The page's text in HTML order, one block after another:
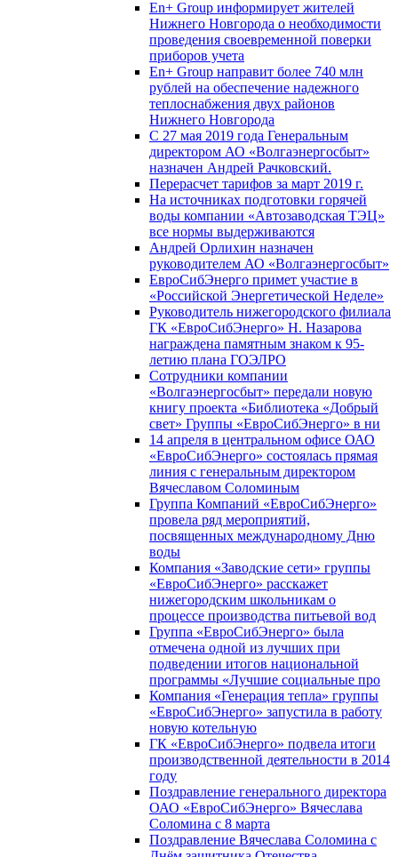
En+ Group информирует жителей
Нижнего Новгорода о необходимости
проведения своевременной поверки
приборов учета
En+ Group направит более 740 млн
рублей на обеспечение надежного
теплоснабжения двух районов
Нижнего Новгорода
С 27 мая 2019 года Генеральным
директором АО «Волгаэнергосбыт»
назначен Андрей Рачковский.
Перерасчет тарифов за март 2019 г.
На источниках подготовки горячей
воды компании «Автозаводская ТЭЦ»
все нормы выдерживаются
Андрей Орлихин назначен
руководителем АО «Волгаэнергосбыт»
ЕвроСибЭнерго примет участие в
«Российской Энергетической Неделе»
Руководитель нижегородского филиала
ГК «ЕвроСибЭнерго» Н. Назарова
награждена памятным знаком к 95-
летию плана ГОЭЛРО
Сотрудники компании
«Волгаэнергосбыт» передали новую
книгу проекта «Библиотека «Добрый
свет» Группы «ЕвроСибЭнерго» в ни
14 апреля в центральном офисе ОАО
«ЕвроСибЭнерго» состоялась прямая
линия с генеральным директором
Вячеславом Соломиным
Группа Компаний «ЕвроСибЭнерго»
провела ряд мероприятий,
посвященных международному Дню
воды
Компания «Заводские сети» группы
«ЕвроСибЭнерго» расскажет
нижегородским школьникам о
процессе производства питьевой вод
Группа «ЕвроСибЭнерго» была
отмечена одной из лучших при
подведении итогов национальной
программы «Лучшие социальные про
Компания «Генерация тепла» группы
«ЕвроСибЭнерго» запустила в работу
новую котельную
ГК «ЕвроСибЭнерго» подвела итоги
производственной деятельности в 2014
году
Поздравление генерального директора
ОАО «ЕвроСибЭнерго» Вячеслава
Соломина с 8 марта
Поздравление Вячеслава Соломина с